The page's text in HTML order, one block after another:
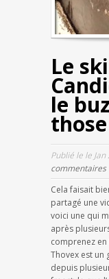
Le
le
Publié le le
commentaires
Cela faisait
partagé une
voici une qui
après
comprenez en
Thovex est un
depuis